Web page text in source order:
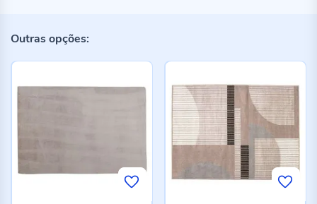
Outras opções: